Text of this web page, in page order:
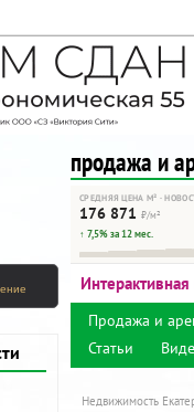
-
продажа и
СРЕДНЯЯ ЦЕНА М² ·
176 871 ₽/м²
↑ 7,5% за 12 мес.
Продажа и
Статьи
Недвижимость